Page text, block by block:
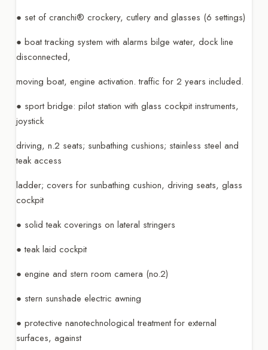
● set of cranchi® crockery, cutlery and glasses (6 settings)
● boat tracking system with alarms bilge water, dock line
disconnected,
moving boat, engine activation. traffic for 2 years included.
● sport bridge: pilot station with glass cockpit instruments,
joystick
driving, n.2 seats; sunbathing cushions; stainless steel and
teak access
ladder; covers for sunbathing cushion, driving seats, glass
cockpit
● solid teak coverings on lateral stringers
● teak laid cockpit
● engine and stern room camera (no.2)
● stern sunshade electric awning
● protective nanotechnological treatment for external
surfaces, against